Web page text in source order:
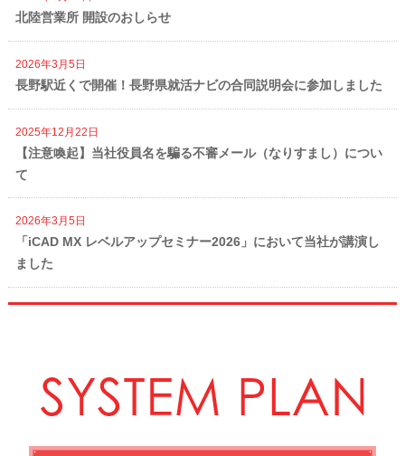
北陸営業所 開設のおしらせ
2026年3月5日
長野駅近くで開催！長野県就活ナビの合同説明会に参加しました
2025年12月22日
【注意喚起】当社役員名を騙る不審メール（なりすまし）につい
て
2026年3月5日
「iCAD MX レベルアップセミナー2026」において当社が講演し
ました